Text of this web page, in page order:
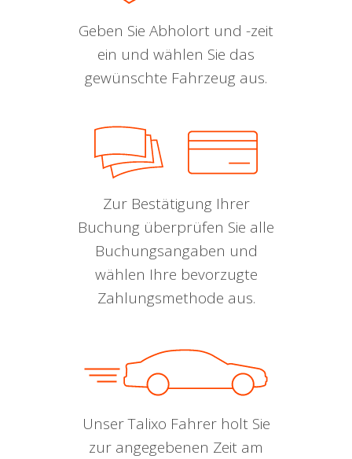
Geben Sie Abholort und -zeit
ein und wählen Sie das
gewünschte Fahrzeug aus.
Zur Bestätigung Ihrer
Buchung überprüfen Sie alle
Buchungsangaben und
wählen Ihre bevorzugte
Zahlungsmethode aus.
Unser Talixo Fahrer holt Sie
zur angegebenen Zeit am